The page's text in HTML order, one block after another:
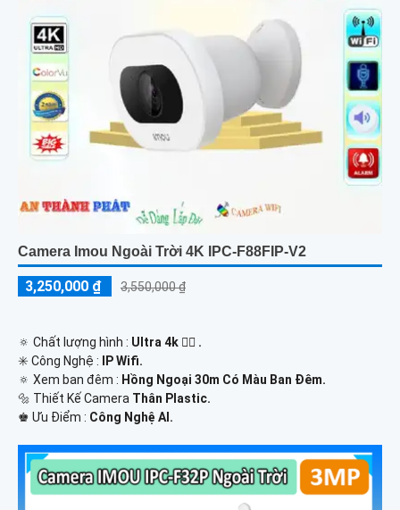
Camera Imou Ngoài Trời 4K IPC-F88FIP-V2
3,250,000 ₫ 3,550,000 ₫
🔅 Chất lượng hình : Ultra 4k 👍🏾 .
✳️ Công Nghệ :
IP Wifi.
🔅 Xem ban đêm : Hồng Ngoại 30m Có Màu Ban Đêm.
🔩 Thiết Kế Camera Thân Plastic.
️♚ Ưu Điểm : Công Nghệ AI.